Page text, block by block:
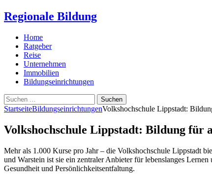
Regionale Bildung
Home
Ratgeber
Reise
Unternehmen
Immobilien
Bildungseinrichtungen
Suchen
nach:
StartseiteBildungseinrichtungenVolkshochschule Lippstadt:
Volkshochschule Lippstadt: Bildung für
Mehr als 1.000 Kurse pro Jahr – die Volkshochschule Lippstadt
und Warstein ist sie ein zentraler Anbieter für lebenslanges
Gesundheit und Persönlichkeitsentfaltung.